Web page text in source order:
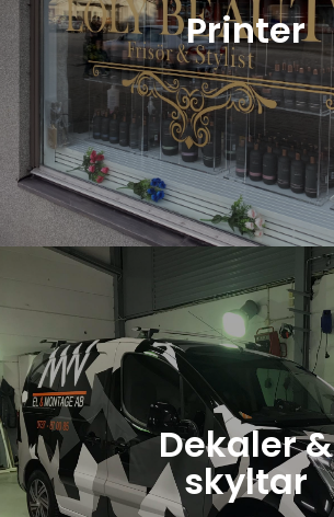
Printer
Dekaler &
skyltar